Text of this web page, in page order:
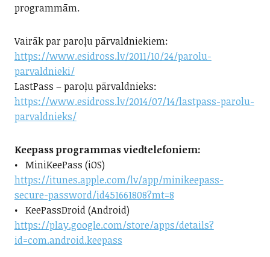
programmām.
Vairāk par paroļu pārvaldniekiem:
https://www.esidross.lv/2011/10/24/parolu-
parvaldnieki/
LastPass – paroļu pārvaldnieks:
https://www.esidross.lv/2014/07/14/lastpass-parolu-
parvaldnieks/
Keepass programmas viedtelefoniem:
• MiniKeePass (iOS)
https://itunes.apple.com/lv/app/minikeepass-
secure-password/id451661808?mt=8
• KeePassDroid (Android)
https://play.google.com/store/apps/details?
id=com.android.keepass